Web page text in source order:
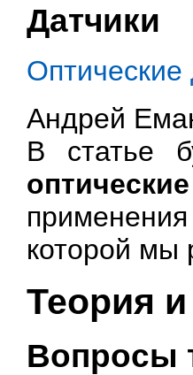
Датчики
Оптические
Андрей
В статье
которой мы
Теория
Вопросы